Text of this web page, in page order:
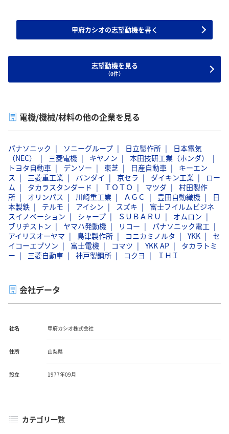
甲府カシオの志望動機を書く
志望動機を見る
（0件）
電機/機械/材料の他の企業を見る
パナソニック ソニーグループ 日立製作所
日本電気
（NEC）
三菱電機 キヤノン
本田技研工業（ホンダ）
トヨタ自動車
デンソー 東芝 日産自動車
キーエン
ス
三菱重工業 バンダイ 京セラ ダイキン工業
ロー
ム
タカラスタンダード ＴＯＴＯ マツダ
村田製作
所
オリンパス 川崎重工業 ＡＧＣ 豊田自動織機
日
本製鉄
テルモ アイシン スズキ
富士フイルムビジネ
スイノベーション
シャープ ＳＵＢＡＲＵ
オムロン
ブリヂストン
ヤマハ発動機 リコー
パナソニック電工
アイリスオーヤマ
島津製作所 コニカミノルタ YKK
セ
イコーエプソン
富士電機 コマツ YKK AP
タカラトミ
ー
三菱自動車 神戸製鋼所 コクヨ ＩＨＩ
会社データ
社名 甲府カシオ株式会社
住所 山梨県
設立 1977年09月
カテゴリ一覧